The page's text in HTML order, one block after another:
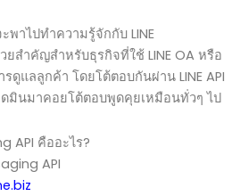
าไปทำความรู้จักกับ LINE
สำคัญสำหรับธุรกิจที่ใช้ LINE OA หรือ
ดูแลลูกค้า โดยโต้ตอบกันผ่าน LINE API
มินมาคอยโต้ตอบพูดคุยเหมือนทั่วๆ ไป
API คืออะไร?